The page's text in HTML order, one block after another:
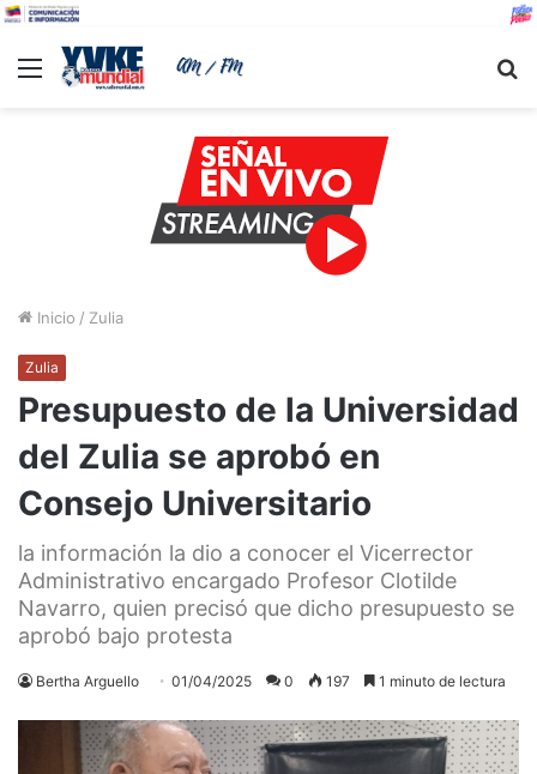
Menu
Inicio / Zulia
Zulia
Presupuesto de la Universidad
del Zulia se aprobó en
Consejo Universitario
la información la dio a conocer el Vicerrector
Administrativo encargado Profesor Clotilde
Navarro, quien precisó que dicho presupuesto se
aprobó bajo protesta
Bertha Arguello 01/04/2025 0 197 1 minuto de lectura